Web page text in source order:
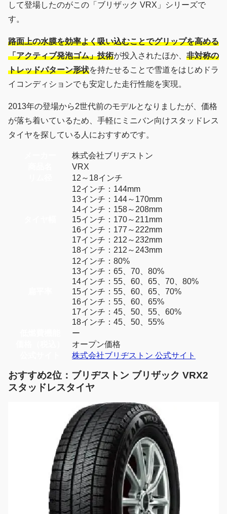
して登場したのがこの「ブリザック VRX」シリーズで
す。
路面上の水膜を効率よく吸い込むことでグリップを高める
「アクティブ発泡ゴム」技術が投入されたほか、 非対称の
トレッドパターン形状を持たせることで雪道をはじめドラ
イコンディションでも安定した走行性能を実現。
2013年の登場から2世代前のモデルとなりましたが、価格
が落ち着いているため、手軽にミニバン向けスタッドレス
タイヤを探している人におすすめです。
株式会社ブリヂストン
VRX
12～18インチ
12インチ：144mm
13インチ：144～170mm
14インチ：158～208mm
15インチ：170～211mm
16インチ：177～222mm
17インチ：212～232mm
18インチ：212～243mm
12インチ：80%
13インチ：65、70、80%
14インチ：55、60、65、70、80%
15インチ：55、60、65、70%
16インチ：55、60、65%
17インチ：45、50、55、60%
18インチ：45、50、55%
ー
オープン価格
株式会社ブリヂストン 公式サイト
おすすめ2位：ブリヂストン ブリザック VRX2
スタッドレスタイヤ